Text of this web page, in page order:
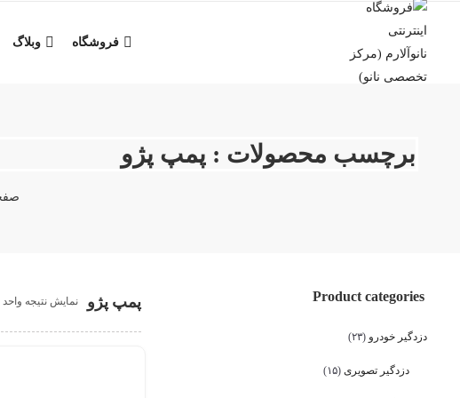
فروشگاه وبلاگ
برچسب محصولات : پمپ پژو
پمپ پژو نمایش نتیجه واحد Product categories
دزدگیر خودرو (۲۳)
دزدگیر تصویری (۱۵)